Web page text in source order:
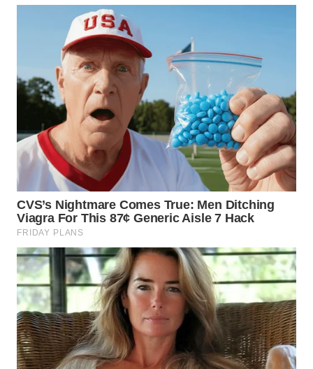
SELATAN
TANJUNG
LESUNG
KARO
WN
SIMALUNGUN
WN
LABUHANBATU
WN
TAPANULI
TENGAH
WN DELI
SERDANG